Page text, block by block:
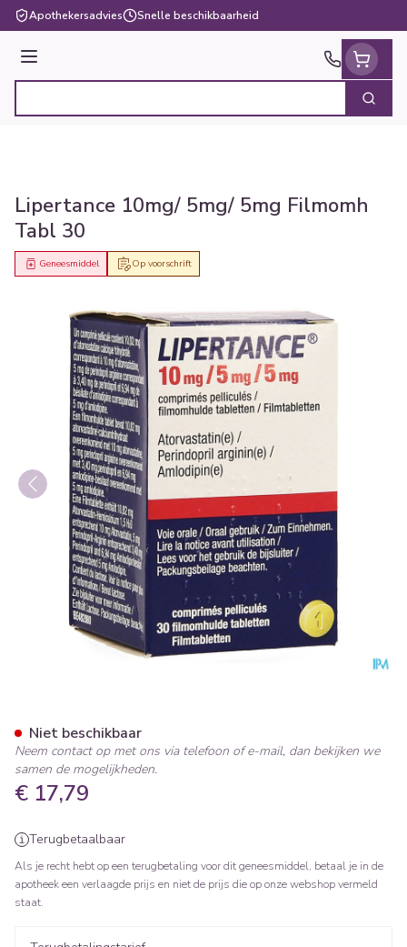
Ga naar de inhoud
Apothekersadvies Snelle beschikbaarheid
Menu
Zoek
Lipertance 10mg/ 5mg/ 5mg Filmomh
Tabl 30
Op voorschrift
Geneesmiddel
€ 17,79
Terugbetaalbaar
Als je recht hebt op een terugbetaling voor dit geneesmiddel, betaal je in de
apotheek een verlaagde prijs en niet de prijs die op onze webshop vermeld
staat.
Niet beschikbaar
Neem contact op met ons via telefoon of e-mail, dan bekijken we
samen de mogelijkheden.